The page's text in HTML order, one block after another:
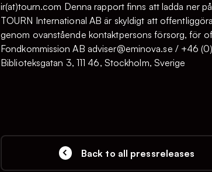
ir(at)tourn.com Denna rapport finns att ladda ner
TOURN International AB är skyldigt att
genom ovanstående kontaktpersons försorg, för
Fondkommission AB adviser@eminova.se / +46
Biblioteksgatan 3, 111 46, Stockholm, Sverige
Back to all pressreleases